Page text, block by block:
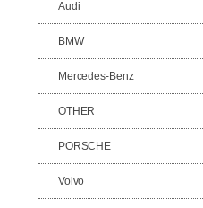
Audi
BMW
Mercedes-Benz
OTHER
PORSCHE
Volvo